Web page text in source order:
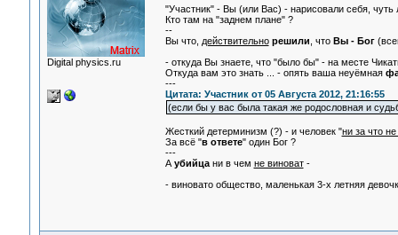
Digital physics.ru
"Участник" - Вы (или Вас) - нарисовали себя,
Кто там на "заднем плане" ?
--
Вы что, действительно решили , что Вы - Бог
- откуда Вы знаете, что "было бы" - на месте
Откуда вам это знать ... - опять ваша неуёмная
---
Цитата: Участник от 05 Августа 2012, 21:16:55
(если бы у вас была такая же родословная и
Жесткий детерминизм (?) - и человек "ни за что не
За всё "в ответе" один Бог ?
---
А убийцани в чем не виноват-
- виновато общество, маленькая 3-х летняя